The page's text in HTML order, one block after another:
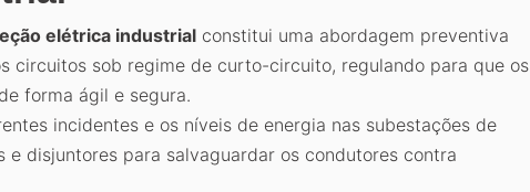
elétrica industrial constitui uma abordagem preventiva
circuitos sob regime de curto-circuito, regulando para que os
forma ágil e segura.
incidentes e os níveis de energia nas subestações de
disjuntores para salvaguardar os condutores contra